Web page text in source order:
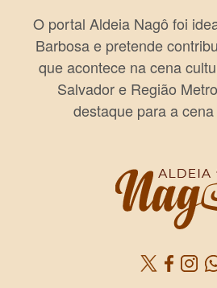
O portal Aldeia Nagô foi
Barbosa e pretende
que acontece na cena
Salvador e Região
destaque para a